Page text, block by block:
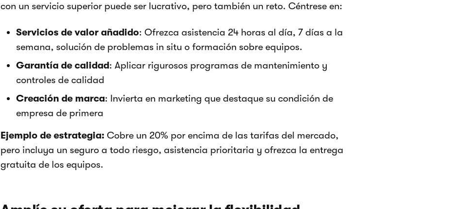
con un servicio superior puede ser lucrativo, pero también un reto. Céntrese en:
Servicios de valor añadido: Ofrezca asistencia 24 horas al día, 7 días a la
semana, solución de problemas in situ o formación sobre equipos.
Garantía de calidad: Aplicar rigurosos programas de mantenimiento y
controles de calidad
Creación de marca: Invierta en marketing que destaque su condición de
empresa de primera
Ejemplo de estrategia: Cobre un 20% por encima de las tarifas del mercado,
pero incluya un seguro a todo riesgo, asistencia prioritaria y ofrezca la entrega
gratuita de los equipos.